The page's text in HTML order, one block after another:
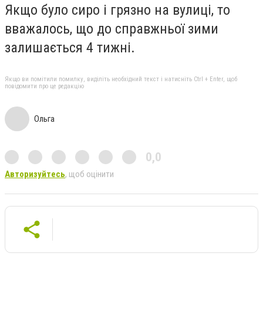
Якщо було сиро і грязно на вулиці, то
вважалось, що до справжньої зими
залишається 4 тижні.
Якщо ви помітили помилку, виділіть необхідний текст і натисніть Ctrl + Enter, щоб
повідомити про це редакцію
Ольга
0,0
Авторизуйтесь, щоб оцінити